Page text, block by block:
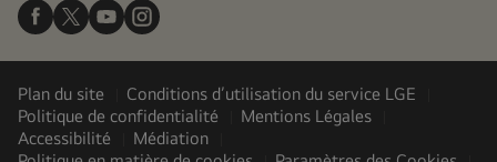
Plan du site
Conditions d’utilisation du service LGE
Politique de confidentialité
Mentions Légales
Accessibilité
Médiation